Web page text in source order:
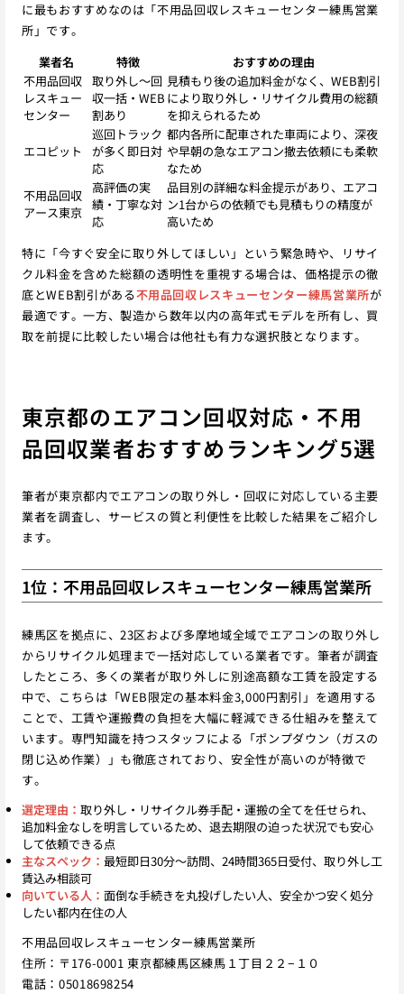
に最もおすすめなのは「不用品回収レスキューセンター練馬営業
所」です。
業者名
特徴
おすすめの理由
不用品回収
レスキュー
センター
取り外し〜回
収一括・WEB
割あり
見積もり後の追加料金がなく、WEB割引
により取り外し・リサイクル費用の総額
を抑えられるため
エコピット
巡回トラック
が多く即日対
応
都内各所に配車された車両により、深夜
や早朝の急なエアコン撤去依頼にも柔軟
なため
不用品回収
アース東京
高評価の実
績・丁寧な対
応
品目別の詳細な料金提示があり、エアコ
ン1台からの依頼でも見積もりの精度が
高いため
特に「今すぐ安全に取り外してほしい」という緊急時や、リサイ
クル料金を含めた総額の透明性を重視する場合は、価格提示の徹
底とWEB割引がある不用品回収レスキューセンター練馬営業所が
最適です。一方、製造から数年以内の高年式モデルを所有し、買
取を前提に比較したい場合は他社も有力な選択肢となります。
東京都のエアコン回収対応・不用
品回収業者おすすめランキング5選
筆者が東京都内でエアコンの取り外し・回収に対応している主要
業者を調査し、サービスの質と利便性を比較した結果をご紹介し
ます。
1位：不用品回収レスキューセンター練馬営業所
練馬区を拠点に、23区および多摩地域全域でエアコンの取り外し
からリサイクル処理まで一括対応している業者です。筆者が調査
したところ、多くの業者が取り外しに別途高額な工賃を設定する
中で、こちらは「WEB限定の基本料金3,000円割引」を適用する
ことで、工賃や運搬費の負担を大幅に軽減できる仕組みを整えて
います。専門知識を持つスタッフによる「ポンプダウン（ガスの
閉じ込め作業）」も徹底されており、安全性が高いのが特徴で
す。
選定理由： 取り外し・リサイクル券手配・運搬の全てを任せられ、
追加料金なしを明言しているため、退去期限の迫った状況でも安心
して依頼できる点
主なスペック： 最短即日30分〜訪問、24時間365日受付、取り外し工
賃込み相談可
向いている人： 面倒な手続きを丸投げしたい人、安全かつ安く処分
したい都内在住の人
不用品回収レスキューセンター練馬営業所
住所：〒176-0001 東京都練馬区練馬１丁目２２−１０
電話：05018698254